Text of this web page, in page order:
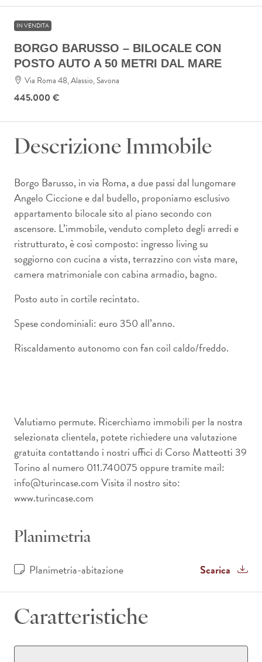
IN VENDITA
BORGO BARUSSO – BILOCALE CON
POSTO AUTO A 50 METRI DAL MARE
Via Roma 48, Alassio, Savona
445.000 €
Descrizione Immobile
Borgo Barusso, in via Roma, a due passi dal lungomare
Angelo Ciccione e dal budello, proponiamo esclusivo
appartamento bilocale sito al piano secondo con
ascensore. L’immobile, venduto completo degli arredi e
ristrutturato, è così composto: ingresso living su
soggiorno con cucina a vista, terrazzino con vista mare,
camera matrimoniale con cabina armadio, bagno.
Posto auto in cortile recintato.
Spese condominiali: euro 350 all’anno.
Riscaldamento autonomo con fan coil caldo/freddo.
Valutiamo permute. Ricerchiamo immobili per la nostra
selezionata clientela, potete richiedere una valutazione
gratuita contattando i nostri uffici di Corso Matteotti 39
Torino al numero 011.740075 oppure tramite mail:
info@turincase.com Visita il nostro sito:
www.turincase.com
Planimetria
Planimetria-abitazione
Scarica
Caratteristiche